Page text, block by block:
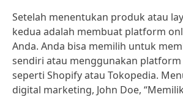
Setelah menentukan produk atau
kedua adalah membuat platform
Anda. Anda bisa memilih untuk
sendiri atau menggunakan
seperti Shopify atau Tokopedia.
digital marketing, John Doe,